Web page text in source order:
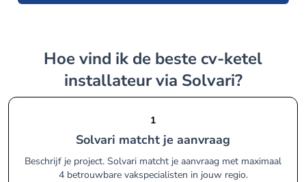
Hoe vind ik de beste cv-ketel
installateur via Solvari?
1
Solvari matcht je aanvraag
Beschrijf je project. Solvari matcht je aanvraag met maximaal
4 betrouwbare vakspecialisten in jouw regio.